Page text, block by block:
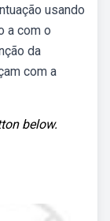
usando
a com o
da
com a
below.